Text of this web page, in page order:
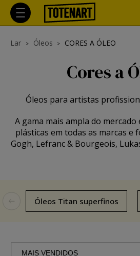
Lar Óleos CORES A ÓLEO
Cores a
Óleos para artistas
A gama mais ampla do
plásticas em todas as marcas e
Gogh, Lefranc & Bourgeois,
Óleos Titan superfinos
MAIS VENDIDOS